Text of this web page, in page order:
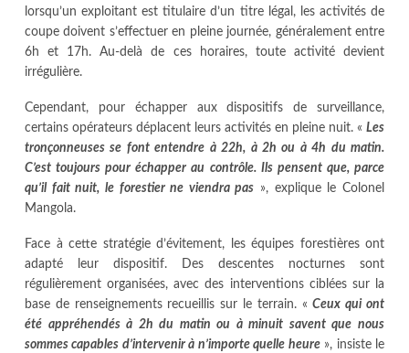
lorsqu’un exploitant est titulaire d’un titre légal, les activités de
coupe doivent s’effectuer en pleine journée, généralement entre
6h et 17h. Au-delà de ces horaires, toute activité devient
irrégulière.
Cependant, pour échapper aux dispositifs de surveillance,
certains opérateurs déplacent leurs activités en pleine nuit. « Les
tronçonneuses se font entendre à 22h, à 2h ou à 4h du matin.
C’est toujours pour échapper au contrôle. Ils pensent que, parce
qu’il fait nuit, le forestier ne viendra pas », explique le Colonel
Mangola.
Face à cette stratégie d’évitement, les équipes forestières ont
adapté leur dispositif. Des descentes nocturnes sont
régulièrement organisées, avec des interventions ciblées sur la
base de renseignements recueillis sur le terrain. «Ceux qui ont
été appréhendés à 2h du matin ou à minuit savent que nous
sommes capables d’intervenir à n’importe quelle heure», insiste le